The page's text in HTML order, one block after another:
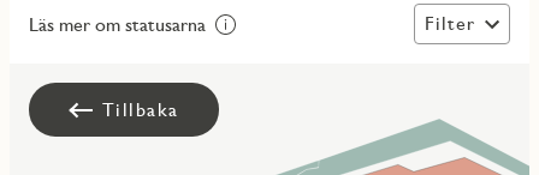
Läs mer om statusarna Filter
Tillbaka